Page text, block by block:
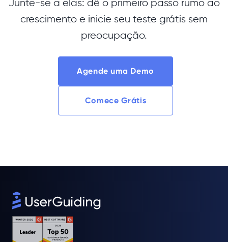
Junte-se a elas: dê o primeiro passo rumo ao
crescimento e inicie seu teste grátis sem
preocupação.
Agende uma Demo
Comece Grátis